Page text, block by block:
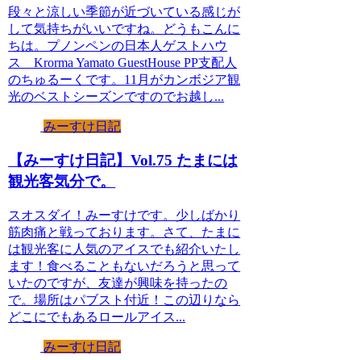
段々と涼しい季節が近づいている感じが
して気持ちがいいですね。どうもこんに
ちは。プノンペンの日本人ゲストハウ
ス Krorma Yamato GuestHouse PP支配人
のちゅるーくです。11月がカンボジア観
光のベストシーズンですのでお越し...
みーすけ日記
【みーすけ日記】Vol.75 たまには
観光客気分で。
スオスダイ！みーすけです。少しばかり
筋肉痛と戦っております。さて、たまに
は観光客に人気のアイスでも紹介いたし
ます！食べることもないだろうと思って
いたのですが、友達が興味を持ったの
で。場所はパブスト付近！この辺りなら
どこにでもあるロールアイス...
みーすけ日記